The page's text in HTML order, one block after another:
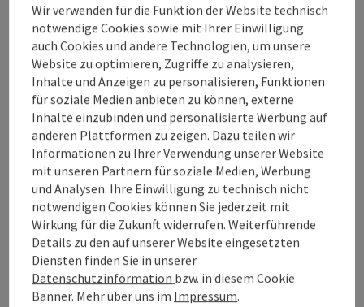
Beginnend in der Ortschaft St. Kollmann - Richtung
Süden zum Ortsende von St. Kollmann - links
Richtung Güterweg St. Kollmann - Güterweg St.
Kollmann (Beginn des Vogellehrpfades) - Hengstberg
- Wolfersberg - St. Kollmann
Tour und Routeninformationen
Anreise/Lage
Eignung
Wir verwenden für die Funktion der Website technisch
notwendige Cookies sowie mit Ihrer Einwilligung
auch Cookies und andere Technologien, um unsere
Website zu optimieren, Zugriffe zu analysieren,
Inhalte und Anzeigen zu personalisieren, Funktionen
für soziale Medien anbieten zu können, externe
Inhalte einzubinden und personalisierte Werbung auf
anderen Plattformen zu zeigen. Dazu teilen wir
Informationen zu Ihrer Verwendung unserer Website
mit unseren Partnern für soziale Medien, Werbung
und Analysen. Ihre Einwilligung zu technisch nicht
notwendigen Cookies können Sie jederzeit mit
Wirkung für die Zukunft widerrufen. Weiterführende
Details zu den auf unserer Website eingesetzten
Diensten finden Sie in unserer
Datenschutzinformation bzw. in diesem Cookie
Banner. Mehr über uns im Impressum.